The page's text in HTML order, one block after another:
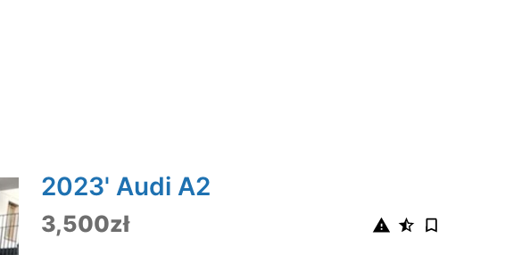
2023' Audi A2
3,500zł